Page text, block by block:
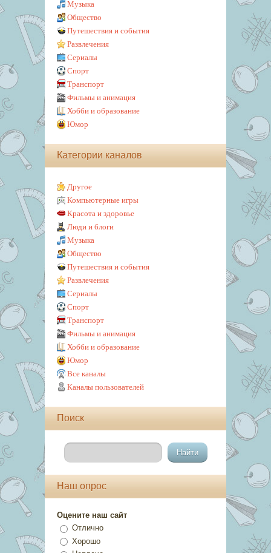
Музыка
Общество
Путешествия и события
Развлечения
Сериалы
Спорт
Транспорт
Фильмы и анимация
Хобби и образование
Юмор
Категории каналов
Другое
Компьютерные игры
Красота и здоровье
Люди и блоги
Музыка
Общество
Путешествия и события
Развлечения
Сериалы
Спорт
Транспорт
Фильмы и анимация
Хобби и образование
Юмор
Все каналы
Каналы пользователей
Поиск
Наш опрос
Оцените наш сайт
Отлично
Хорошо